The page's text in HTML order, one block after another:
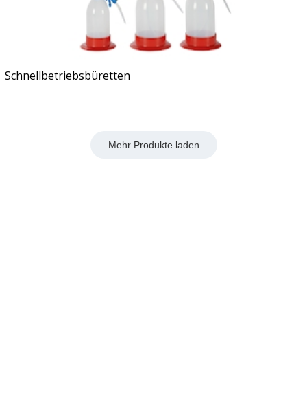
Schnellbetriebsbüretten
Mehr Produkte laden